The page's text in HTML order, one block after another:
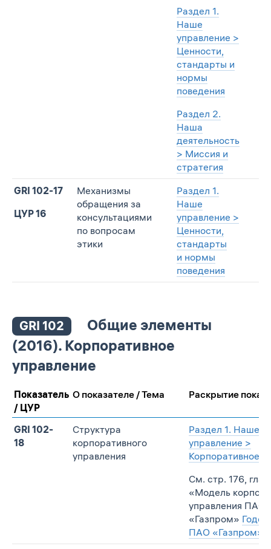
Раздел 1.
Наше
управление >
Ценности,
стандарты и
нормы
поведения
Раздел 2.
Наша
деятельность
> Миссия и
стратегия
GRI 102-17
ЦУР 16
Механизмы
обращения за
консультациями
по вопросам
этики
Раздел 1.
Наше
управление >
Ценности,
стандарты
и нормы
поведения
GRI 102
Общие элементы
(2016). Корпоративное
управление
Показатель
/ ЦУР
О показателе / Тема Раскрытие
GRI 102-
18
Структура
корпоративного
управления
Раздел 1. Наше
управление >
Корпоративное
См. стр. 176,
«Модель
управления ПАО
«Газпром»
ПАО «Газпром»